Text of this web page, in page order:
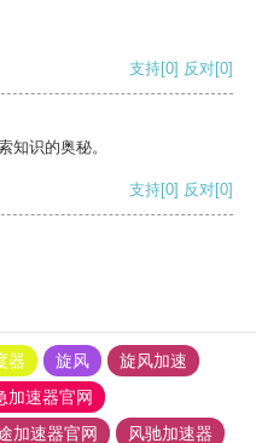
支持[0] 反对[0]
知识的奥秘。
支持[0] 反对[0]
器 旋风
旋风加速
加速器官网
加速器官网 风驰加速器